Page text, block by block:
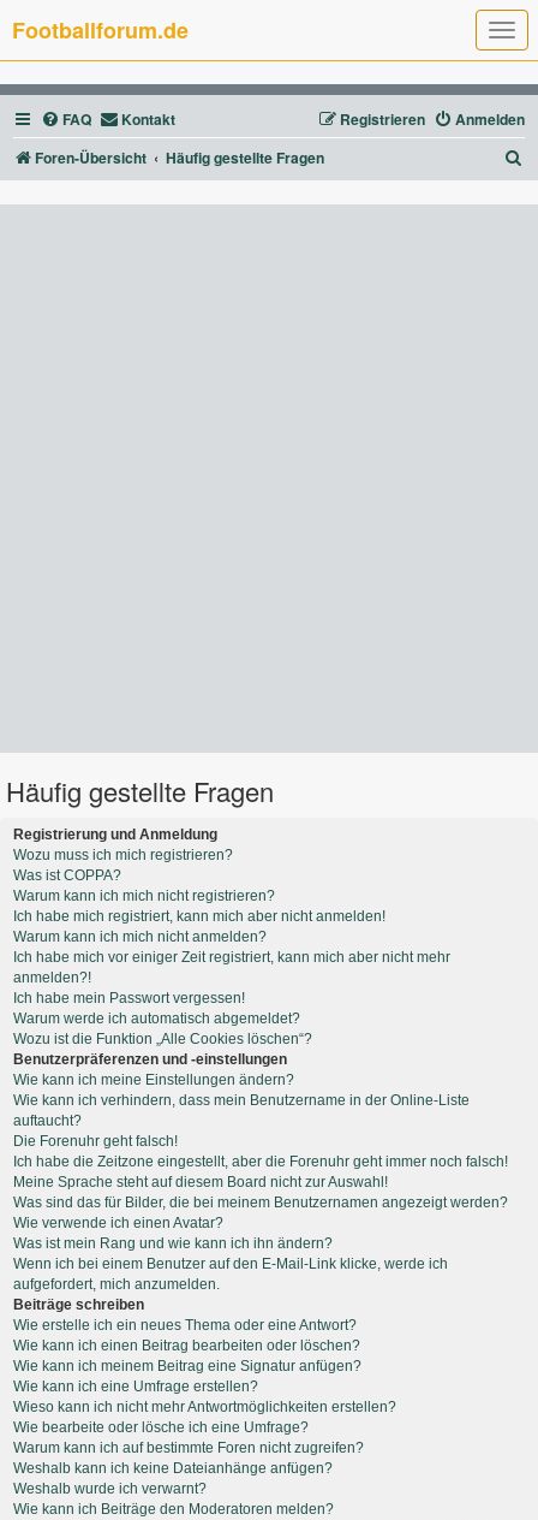
T
o
g
g
l
e
n
a
g
Footballforum.de
FAQ Kontakt Anmelden
Registrieren
Foren-Übersicht
Häufig gestellte Fragen
u
Häufig gestellte Fragen
Registrierung und Anmeldung
Wozu muss ich mich registrieren?
Was ist COPPA?
Warum kann ich mich nicht registrieren?
Ich habe mich registriert, kann mich aber nicht anmelden!
Warum kann ich mich nicht anmelden?
Ich habe mich vor einiger Zeit registriert, kann mich aber nicht mehr
anmelden?!
Ich habe mein Passwort vergessen!
Warum werde ich automatisch abgemeldet?
Wozu ist die Funktion „Alle Cookies löschen“?
Benutzerpräferenzen und -einstellungen
Wie kann ich meine Einstellungen ändern?
Wie kann ich verhindern, dass mein Benutzername in der Online-Liste
auftaucht?
Die Forenuhr geht falsch!
Ich habe die Zeitzone eingestellt, aber die Forenuhr geht immer noch falsch!
Meine Sprache steht auf diesem Board nicht zur Auswahl!
Was sind das für Bilder, die bei meinem Benutzernamen angezeigt werden?
Wie verwende ich einen Avatar?
Was ist mein Rang und wie kann ich ihn ändern?
Wenn ich bei einem Benutzer auf den E-Mail-Link klicke, werde ich
aufgefordert, mich anzumelden.
Beiträge schreiben
Wie erstelle ich ein neues Thema oder eine Antwort?
Wie kann ich einen Beitrag bearbeiten oder löschen?
Wie kann ich meinem Beitrag eine Signatur anfügen?
Wie kann ich eine Umfrage erstellen?
Wieso kann ich nicht mehr Antwortmöglichkeiten erstellen?
Wie bearbeite oder lösche ich eine Umfrage?
Warum kann ich auf bestimmte Foren nicht zugreifen?
Weshalb kann ich keine Dateianhänge anfügen?
Weshalb wurde ich verwarnt?
Wie kann ich Beiträge den Moderatoren melden?